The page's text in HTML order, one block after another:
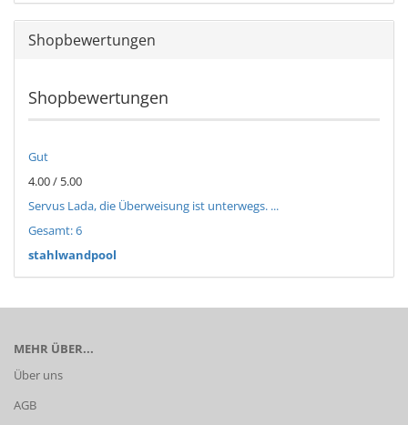
Shopbewertungen
Shopbewertungen
Gut
4.00 / 5.00
Servus Lada, die Überweisung ist unterwegs. ...
Gesamt: 6
stahlwandpool
MEHR ÜBER...
Über uns
AGB